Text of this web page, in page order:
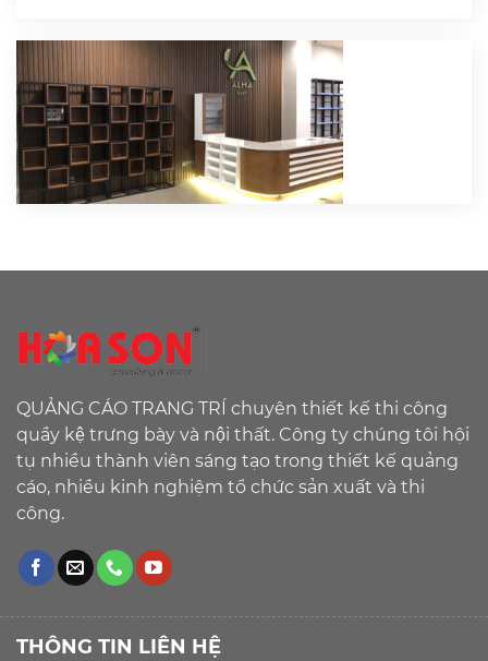
QUẢNG CÁO TRANG TRÍ chuyên thiết kế thi công
quầy kệ trưng bày và nội thất. Công ty chúng tôi hội
tụ nhiều thành viên sáng tạo trong thiết kế quảng
cáo, nhiều kinh nghiệm tổ chức sản xuất và thi
công.
THÔNG TIN LIÊN HỆ